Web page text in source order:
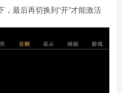
，最后再切换到“开”才能激活